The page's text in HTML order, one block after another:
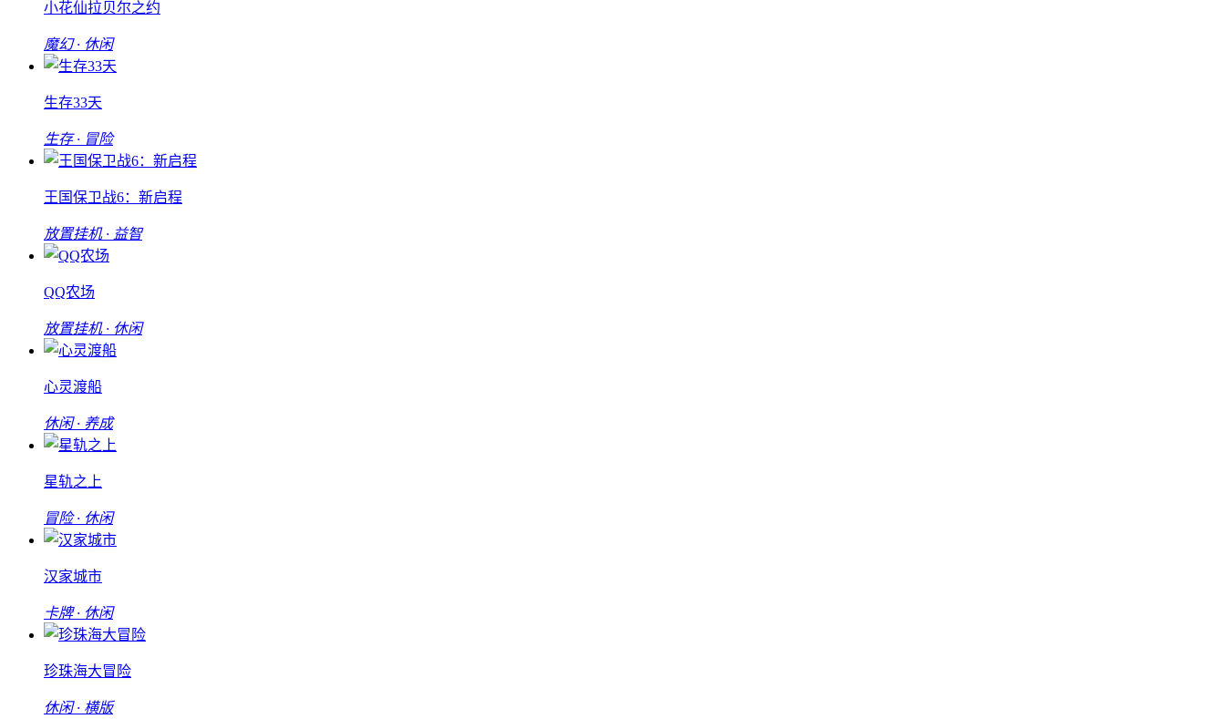
小花仙拉贝尔之约
魔幻 · 休闲
生存33天
生存 · 冒险
王国保卫战6：新启程
放置挂机 · 益智
QQ农场
放置挂机 · 休闲
心灵渡船
休闲 · 养成
星轨之上
冒险 · 休闲
汉家城市
卡牌 · 休闲
珍珠海大冒险
休闲 · 横版